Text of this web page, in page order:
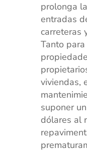
prolonga
entradas
carreteras
Tanto
viviendas,
suponer
dólares al